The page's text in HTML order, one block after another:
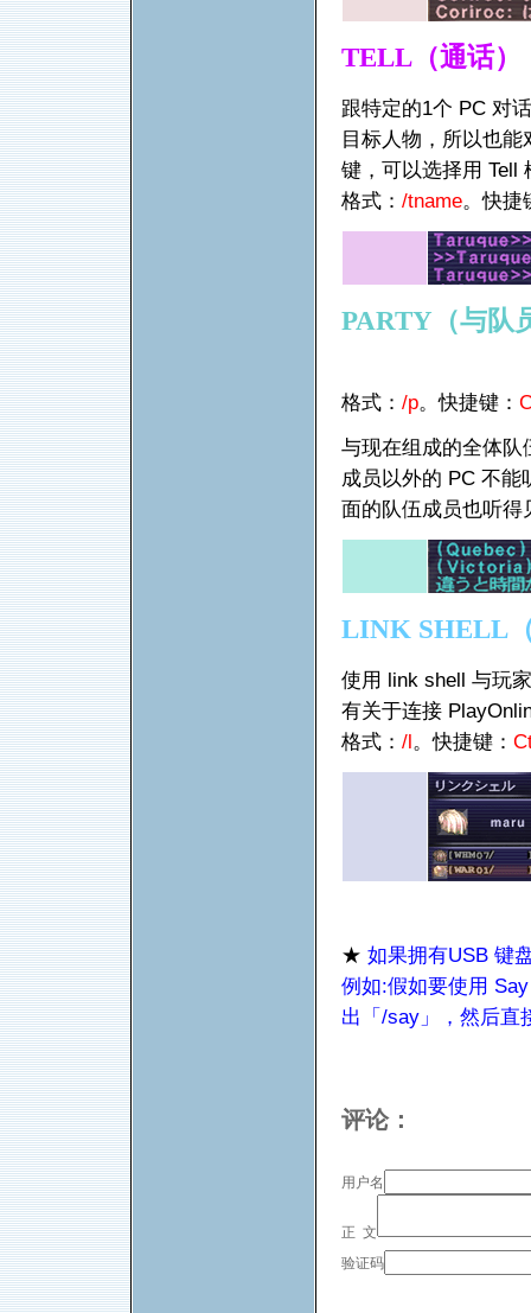
TELL （通话）
跟特定的1个 PC 对
目标人物，所以也
键，可以选择用 Tell
格式： /tname。快捷
PARTY （与队
格式： /p。快捷键：
与现在组成的全体队
成员以外的 PC 不能
面的队伍成员也听得
LINK SHELL
使用 link shell 与玩
有关于连接
格式： /l。快捷键：
★ 如果拥有USB 键
例如:假如要使用
出「/say」，然后直
评论：
用户名
正 文
验证码